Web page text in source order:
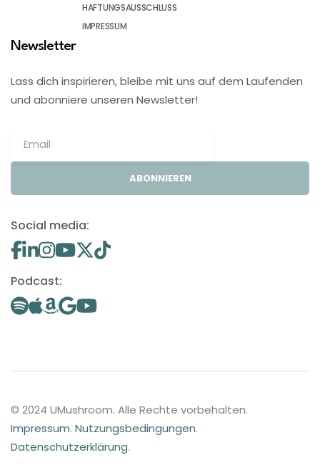
HAFTUNGSAUSSCHLUSS
IMPRESSUM
Newsletter
Lass dich inspirieren, bleibe mit uns auf dem Laufenden
und abonniere unseren Newsletter!
ABONNIEREN
Social media:
Podcast:
© 2024 UMushroom. Alle Rechte vorbehalten.
Impressum. Nutzungsbedingungen.
Datenschutzerklärung.